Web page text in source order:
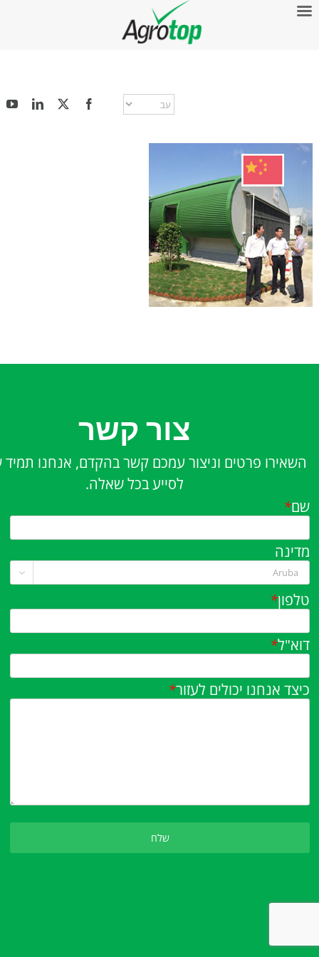
צור קשר
השאירו פרטים וניצור עמכם קשר בהקדם, אנחנו
לסייע בכל שאלה.
דוא"ל*
טלפון*
מדינה

שם*
כיצד אנחנו יכולים לעזור*